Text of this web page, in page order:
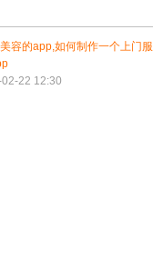
容的app,如何制作一个上门服
22 12:30